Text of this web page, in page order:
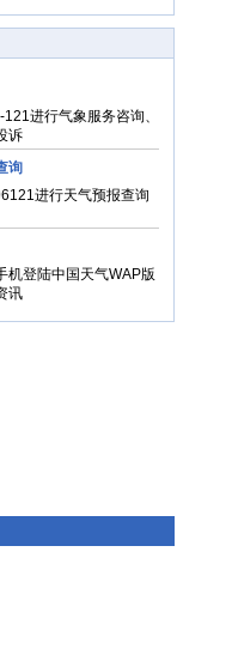
进行气象服务咨询、
诉
询
进行天气预报查询
机登陆中国天气WAP版
讯